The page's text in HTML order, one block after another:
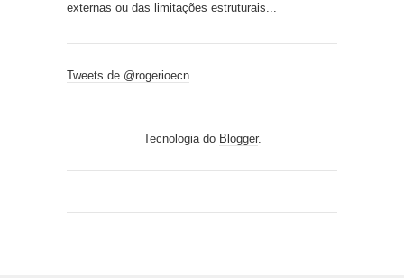
externas ou das limitações estruturais...
Tweets de @rogerioecn
Tecnologia do Blogger.